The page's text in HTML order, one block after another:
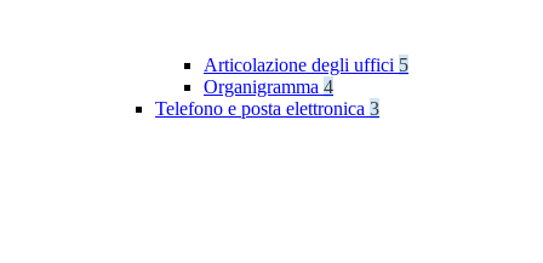
Articolazione degli uffici 5
Organigramma 4
Telefono e posta elettronica 3